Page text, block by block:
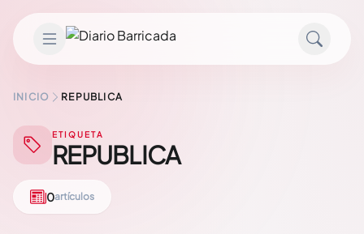
INICIO REPUBLICA
ETIQUETA
REPUBLICA
0artículos